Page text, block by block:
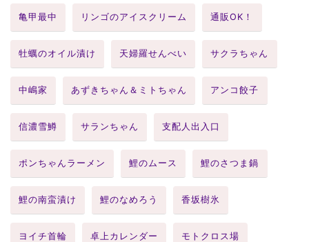
亀甲最中 リンゴのアイスクリーム 通販OK！
牡蠣のオイル漬け 天婦羅せんべい サクラちゃん
中嶋家 あずきちゃん＆ミトちゃん アンコ餃子
信濃雪鱒 サランちゃん 支配人出入口
ポンちゃんラーメン 鯉のムース 鯉のさつま鍋
鯉の南蛮漬け 鯉のなめろう 香坂樹氷
ヨイチ首輪 卓上カレンダー モトクロス場